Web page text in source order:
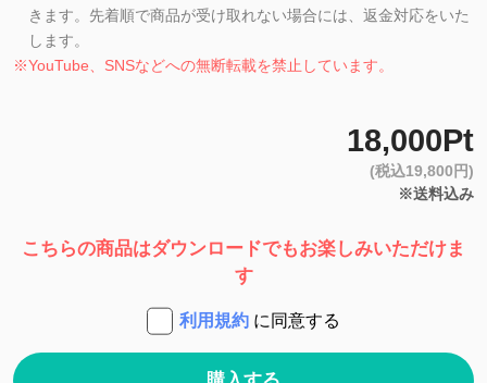
きます。先着順で商品が受け取れない場合には、返金対応をいた
します。
※YouTube、SNSなどへの無断転載を禁止しています。
18,000Pt
(税込19,800円)
※送料込み
こちらの商品はダウンロードでもお楽しみいただけま
す
利用規約 に同意する